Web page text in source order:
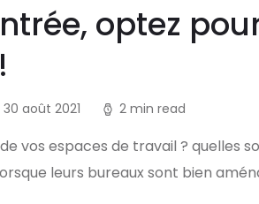
optez
30 août 2021 2 min read
vos espaces de travail ? quelles
leurs bureaux sont bien